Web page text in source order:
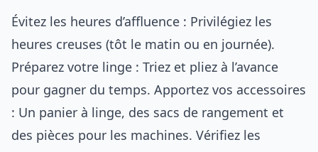
Évitez les heures d’affluence : Privilégiez les
heures creuses (tôt le matin ou en journée).
Préparez votre linge : Triez et pliez à l’avance
pour gagner du temps. Apportez vos accessoires
: Un panier à linge, des sacs de rangement et
des pièces pour les machines. Vérifiez les